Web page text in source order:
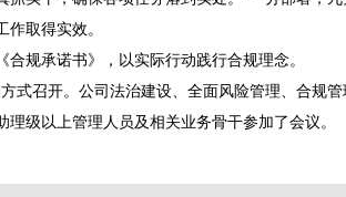
取得实效。
规承诺书》，以实际行动践行合规理念。
召开。公司法治建设、全面风险管理、合规
级以上管理人员及相关业务骨干参加了会议。